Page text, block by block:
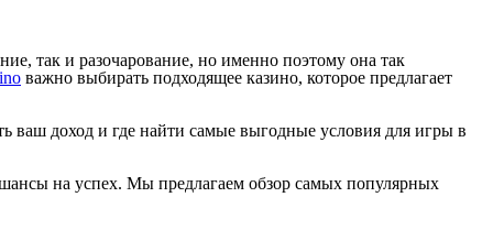
так и разочарование, но именно поэтому она так
важно выбирать подходящее казино, которое предлагает
доход и где найти самые выгодные условия для игры в
на успех. Мы предлагаем обзор самых популярных